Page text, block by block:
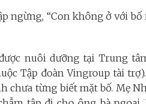
ngừng, “Con không ở với
nuôi dưỡng tại Trung
Tập đoàn Vingroup tài
chưa từng biết mặt bố. Mẹ